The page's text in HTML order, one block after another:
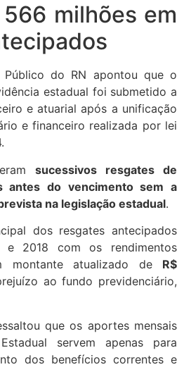
milhões em
do RN apontou que o
estadual foi submetido a
e atuarial após a unificação
e financeiro realizada por lei
sucessivos resgates de
antes do vencimento sem a
na legislação estadual.
dos resgates antecipados
e 2018 com os rendimentos
montante atualizado de R$
ao fundo previdenciário,
que os aportes mensais
servem apenas para
dos benefícios correntes e